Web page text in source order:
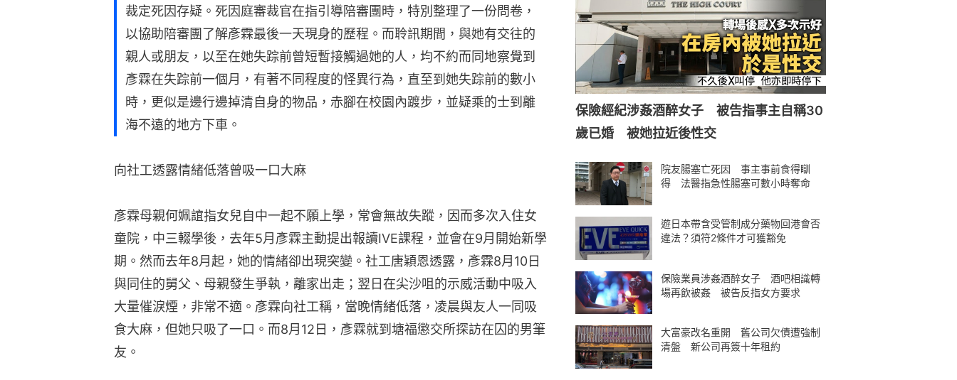
裁定死因存疑。死因庭審裁官在指引導陪審團時，特別整理了一份問卷，
以協助陪審團了解彥霖最後一天現身的歷程。而聆訊期間，與她有交往的
親人或朋友，以至在她失踪前曾短暫接觸過她的人，均不約而同地察覺到
彥霖在失踪前一個月，有著不同程度的怪異行為，直至到她失踪前的數小
時，更似是邊行邊掉清自身的物品，赤腳在校園內踱步，並疑乘的士到離
海不遠的地方下車。
向社工透露情緒低落曾吸一口大麻
彥霖母親何姵誼指女兒自中一起不願上學，常會無故失蹤，因而多次入住女
童院，中三輟學後，去年5月彥霖主動提出報讀IVE課程，並會在9月開始新學
期。然而去年8月起，她的情緒卻出現突變。社工唐穎恩透露，彥霖8月10日
與同住的舅父、母親發生爭執，離家出走；翌日在尖沙咀的示威活動中吸入
大量催淚煙，非常不適。彥霖向社工稱，當晚情緒低落，凌晨與友人一同吸
食大麻，但她只吸了一口。而8月12日，彥霖就到塘福懲交所探訪在囚的男筆
友。
保險經紀涉姦酒醉女子 被告指事主自稱30
歲已婚 被她拉近後性交
院友腸塞亡死因 事主事前食得瞓
得 法醫指急性腸塞可數小時奪命
遊日本帶含受管制成分藥物回港會否
違法？須符2條件才可獲豁免
保險業員涉姦酒醉女子 酒吧相識轉
場再飲被姦 被告反指女方要求
大富豪改名重開 舊公司欠債遭強制
清盤 新公司再簽十年租約